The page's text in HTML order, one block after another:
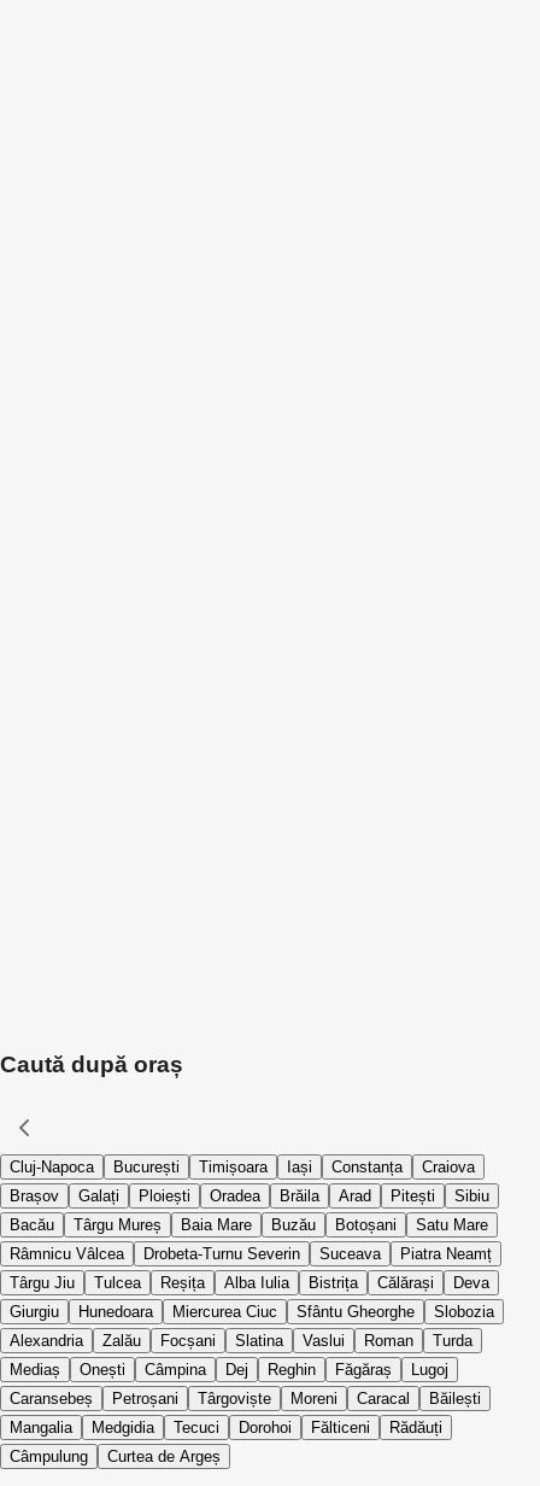
Caută după oraș
Cluj-Napoca București Timișoara Iași Constanța
Craiova
Brașov
Galați Ploiești Oradea Brăila Arad Pitești
Sibiu
Bacău
Târgu Mureș Baia Mare Buzău Botoșani
Satu Mare
Râmnicu Vâlcea
Drobeta-Turnu Severin Suceava
Piatra Neamț
Târgu Jiu
Tulcea Reșița Alba Iulia Bistrița Călărași
Deva
Giurgiu
Hunedoara Miercurea Ciuc Sfântu Gheorghe
Slobozia
Alexandria
Zalău Focșani Slatina Vaslui Roman
Turda
Mediaș
Onești Câmpina Dej Reghin Făgăraș
Lugoj
Caransebeș
Petroșani Târgoviște Moreni Caracal
Băilești
Mangalia
Medgidia Tecuci Dorohoi Fălticeni
Rădăuți
Câmpulung
Curtea de Argeș